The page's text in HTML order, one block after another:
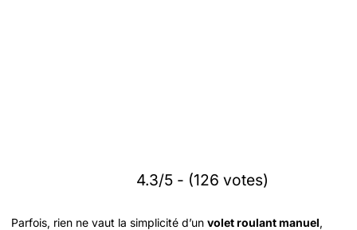
4.3/5 - (126 votes)
Parfois, rien ne vaut la simplicité d’un volet roulant manuel,